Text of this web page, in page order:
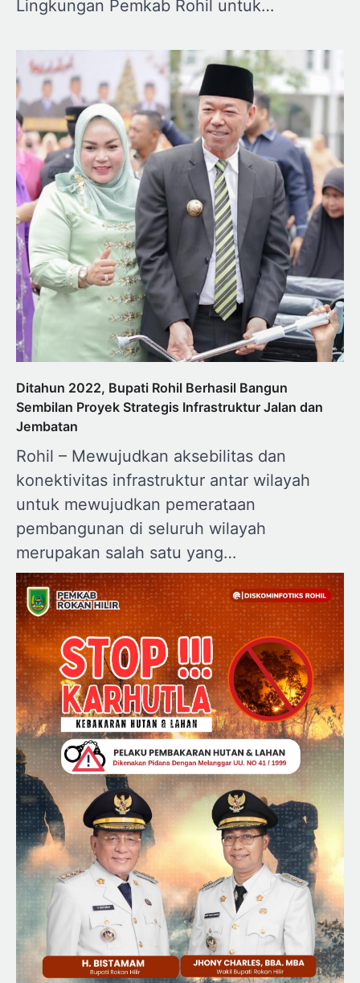
Lingkungan Pemkab Rohil untuk…
Ditahun 2022, Bupati Rohil Berhasil Bangun
Sembilan Proyek Strategis Infrastruktur Jalan dan
Jembatan
Rohil – Mewujudkan aksebilitas dan
konektivitas infrastruktur antar wilayah
untuk mewujudkan pemerataan
pembangunan di seluruh wilayah
merupakan salah satu yang…